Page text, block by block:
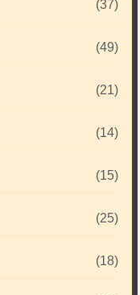
(37)
(49)
(21)
(14)
(15)
(25)
(18)